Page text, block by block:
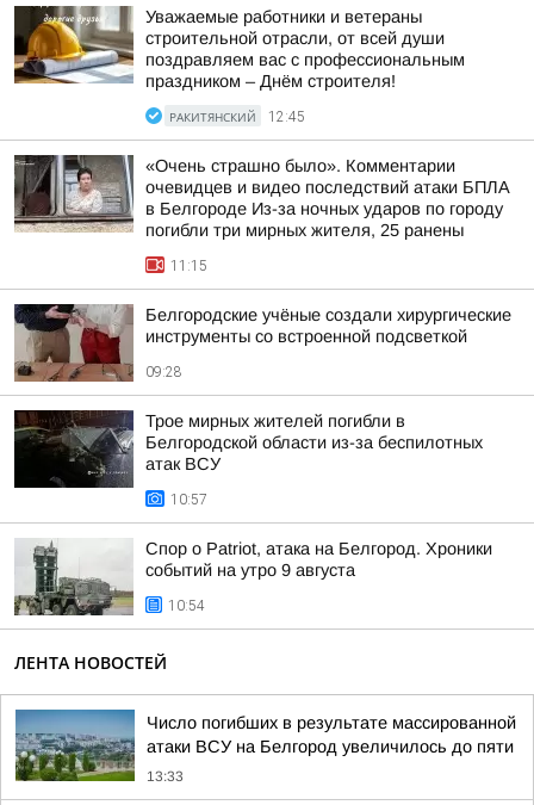
Уважаемые работники и ветераны
строительной отрасли, от всей души
поздравляем вас с профессиональным
праздником – Днём строителя!
РАКИТЯНСКИЙ 12:45
«Очень страшно было». Комментарии
очевидцев и видео последствий атаки БПЛА
в Белгороде Из-за ночных ударов по городу
погибли три мирных жителя, 25 ранены
11:15
Белгородские учёные создали хирургические
инструменты со встроенной подсветкой
09:28
Трое мирных жителей погибли в
Белгородской области из-за беспилотных
атак ВСУ
10:57
Спор о Patriot, атака на Белгород. Хроники
событий на утро 9 августа
10:54
ЛЕНТА НОВОСТЕЙ
Число погибших в результате массированной
атаки ВСУ на Белгород увеличилось до пяти
13:33